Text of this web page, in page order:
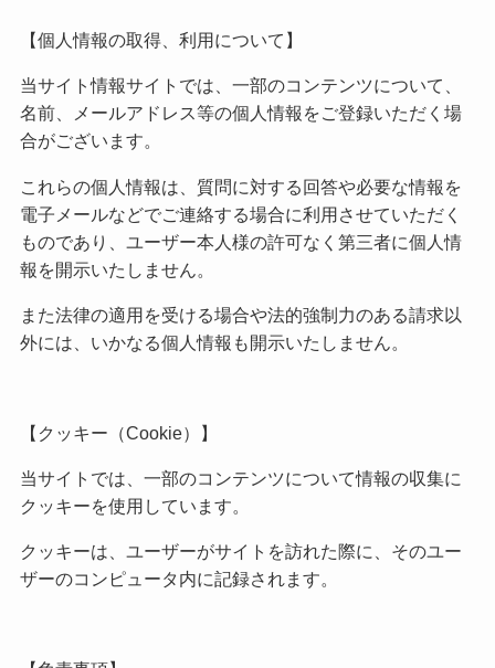
【個人情報の取得、利用について】
当サイト情報サイトでは、一部のコンテンツについて、
名前、メールアドレス等の個人情報をご登録いただく場
合がございます。
これらの個人情報は、質問に対する回答や必要な情報を
電子メールなどでご連絡する場合に利用させていただく
ものであり、ユーザー本人様の許可なく第三者に個人情
報を開示いたしません。
また法律の適用を受ける場合や法的強制力のある請求以
外には、いかなる個人情報も開示いたしません。
【クッキー（Cookie）】
当サイトでは、一部のコンテンツについて情報の収集に
クッキーを使用しています。
クッキーは、ユーザーがサイトを訪れた際に、そのユー
ザーのコンピュータ内に記録されます。